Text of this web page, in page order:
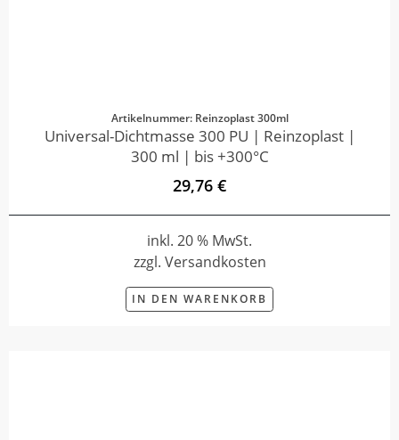
Artikelnummer: Reinzoplast 300ml
Universal-Dichtmasse 300 PU | Reinzoplast |
300 ml | bis +300°C
29,76 €
inkl. 20 % MwSt.
zzgl. Versandkosten
IN DEN WARENKORB